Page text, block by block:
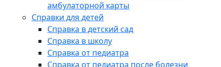
амбулаторной карты
Справки для детей
Справка в детский сад
Справка в школу
Справка от педиатра
Справка от педиатра после болезни